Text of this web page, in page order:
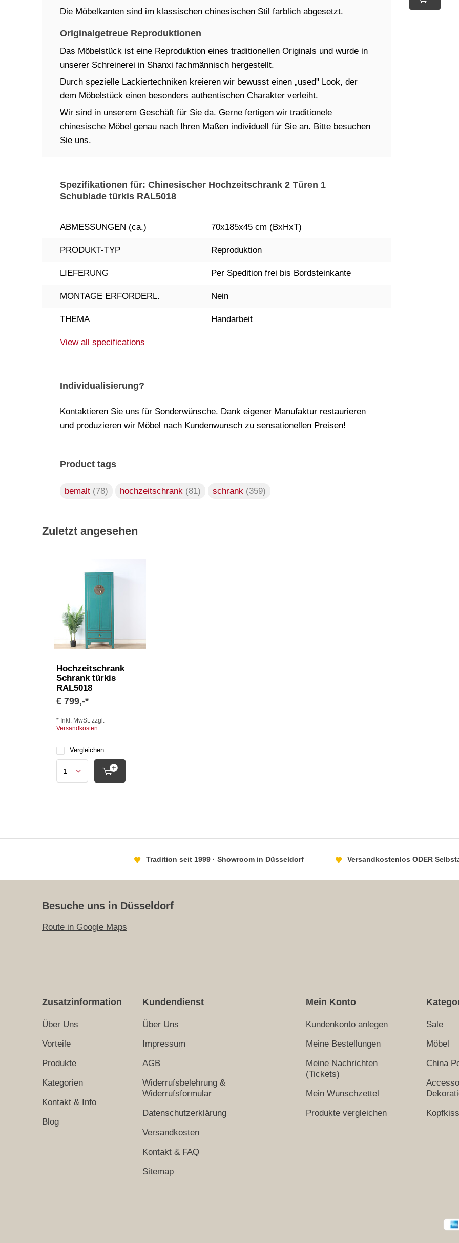
Die Möbelkanten sind im klassischen chinesischen Stil farblich abgesetzt.
Originalgetreue Reproduktionen
Das Möbelstück ist eine Reproduktion eines traditionellen Originals und wurde in
unserer Schreinerei in Shanxi fachmännisch hergestellt.
Durch spezielle Lackiertechniken kreieren wir bewusst einen „used" Look, der
dem Möbelstück einen besonders authentischen Charakter verleiht.
Wir sind in unserem Geschäft für Sie da. Gerne fertigen wir traditionele
chinesische Möbel genau nach Ihren Maßen individuell für Sie an. Bitte besuchen
Sie uns.
Spezifikationen für: Chinesischer Hochzeitschrank 2 Türen 1
Schublade türkis RAL5018
ABMESSUNGEN (ca.) 70x185x45 cm (BxHxT)
PRODUKT-TYP Reproduktion
LIEFERUNG Per Spedition frei bis Bordsteinkante
MONTAGE ERFORDERL. Nein
THEMA Handarbeit
View all specifications
Individualisierung?
Kontaktieren Sie uns für Sonderwünsche. Dank eigener Manufaktur restaurieren
und produzieren wir Möbel nach Kundenwunsch zu sensationellen Preisen!
Product tags
bemalt (78) hochzeitschrank (81) schrank (359)
Zuletzt angesehen
Hochzeitschrank
Schrank türkis
RAL5018
€ 799,-*
* Inkl. MwSt. zzgl.
Versandkosten
Vergleichen
Tradition seit 1999 · Showroom in Düsseldorf Versandkostenlos ODER
Besuche uns in Düsseldorf
Route in Google Maps
Zusatzinformation
Über Uns
Vorteile
Produkte
Kategorien
Kontakt & Info
Blog
Kundendienst
Über Uns
Impressum
AGB
Widerrufsbelehrung &
Widerrufsformular
Datenschutzerklärung
Versandkosten
Kontakt & FAQ
Sitemap
Mein Konto
Kundenkonto anlegen
Meine Bestellungen
Meine Nachrichten
(Tickets)
Mein Wunschzettel
Produkte vergleichen
Sale
Möbel
China